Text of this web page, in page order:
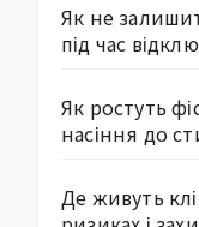
Як не
під час
Як ростуть
насіння до
Де живуть